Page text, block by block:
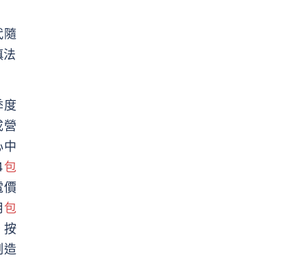
隨
度
營
中
包
價
包
按
造